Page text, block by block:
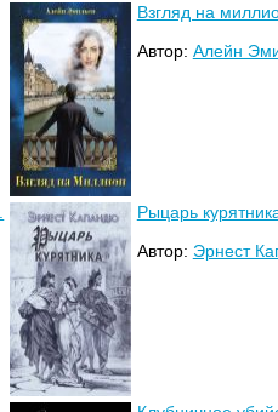
Взгляд на
Автор: Алейн
Рыцарь
Автор: Эрнест